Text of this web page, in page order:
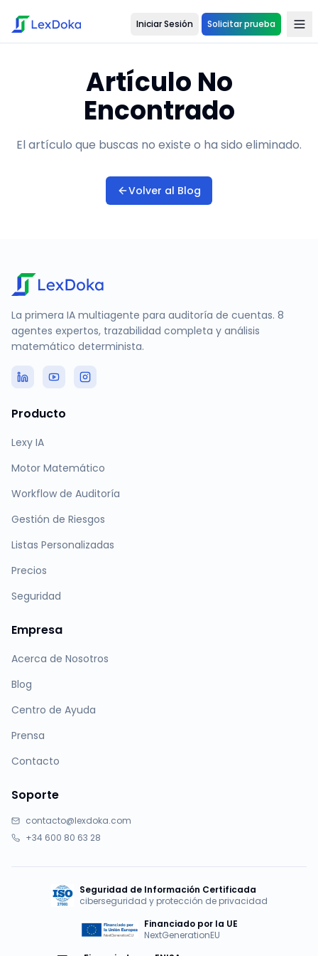
Iniciar Sesión Solicitar prueba
Artículo No
Encontrado
El artículo que buscas no existe o ha sido eliminado.
Volver al Blog
La primera IA multiagente para auditoría de cuentas. 8
agentes expertos, trazabilidad completa y análisis
matemático determinista.
Producto
Lexy IA
Motor Matemático
Workflow de Auditoría
Gestión de Riesgos
Listas Personalizadas
Precios
Seguridad
Empresa
Acerca de Nosotros
Blog
Centro de Ayuda
Prensa
Contacto
Soporte
contacto@lexdoka.com
+34 600 80 63 28
Seguridad de Información Certificada
ciberseguridad y protección de privacidad
Financiado por la UE
NextGenerationEU